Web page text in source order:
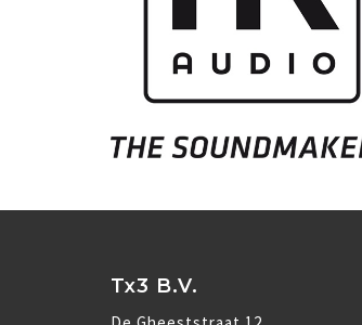
Tx3 B.V.